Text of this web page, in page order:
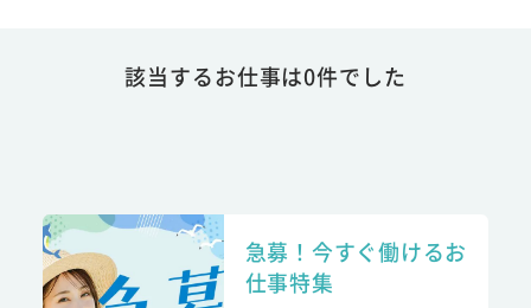
該当するお仕事は0件でした
急募！今すぐ働けるお
仕事特集